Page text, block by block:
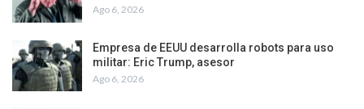
Ago 6, 2026
Empresa de EEUU desarrolla robots para uso
militar: Eric Trump, asesor
Ago 6, 2026